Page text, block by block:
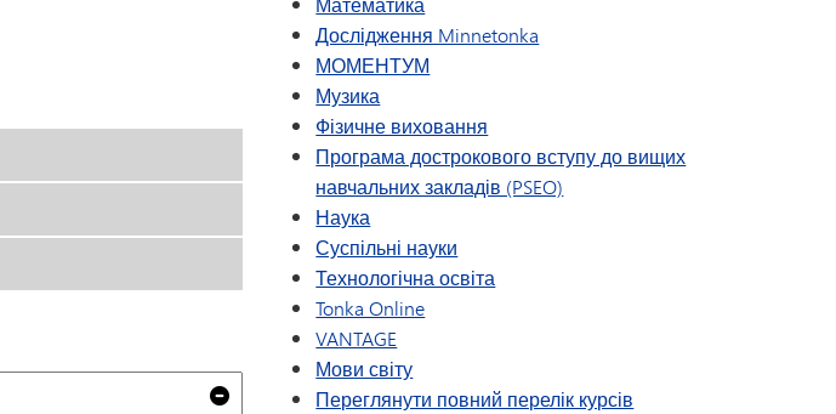
Очистити
Дослідження Minnetonka
МОМЕНТУМ
Музика
Фізичне виховання
Програма дострокового вступу до вищих
навчальних закладів (PSEO)
Наука
Суспільні науки
Технологічна освіта
Tonka Online
VANTAGE
Мови світу
Переглянути повний перелік курсів